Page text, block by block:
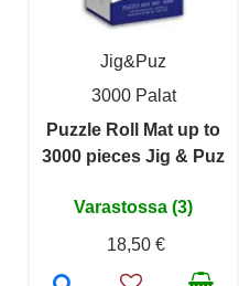
Jig&Puz
3000 Palat
Puzzle Roll Mat up to
3000 pieces Jig & Puz
Varastossa (3)
18,50 €